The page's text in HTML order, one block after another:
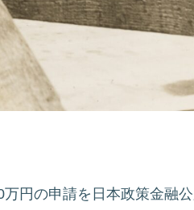
円の申請を日本政策金融